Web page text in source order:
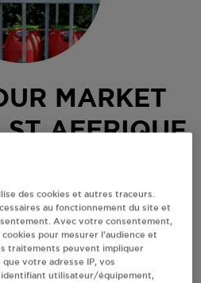
MARKET
ST AFFRIQUE
DE VAXERGUES
bouteilles de gaz
RENDRE
des cookies et autres traceurs.
au fonctionnement du site et
Avec votre consentement,
pour mesurer l’audience et
traitements peuvent impliquer
votre adresse IP, vos
utilisateur/équipement,